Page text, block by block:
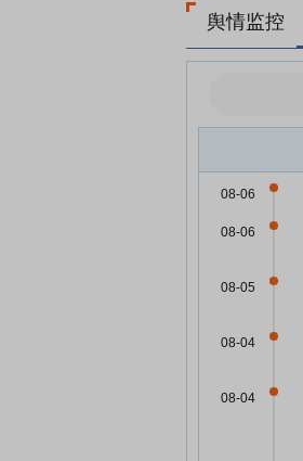
舆情监控
08-06
08-06
08-05
08-04
08-04